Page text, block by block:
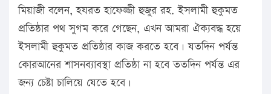
মিয়াজী বলেন, হযরত হাফেজ্জী হুজুর রহ. ইসলামী হুকুমত
প্রতিষ্ঠার পথ সুগম করে গেছেন, এখন আমরা ঐক্যবদ্ধ হয়ে
ইসলামী হুকুমত প্রতিষ্ঠার কাজ করতে হবে। যতদিন পর্যন্ত
কোরআনের শাসনব্যাবস্থা প্রতিষ্ঠা না হবে ততদিন পর্যন্ত এর
জন্য চেষ্টা চালিয়ে যেতে হবে।